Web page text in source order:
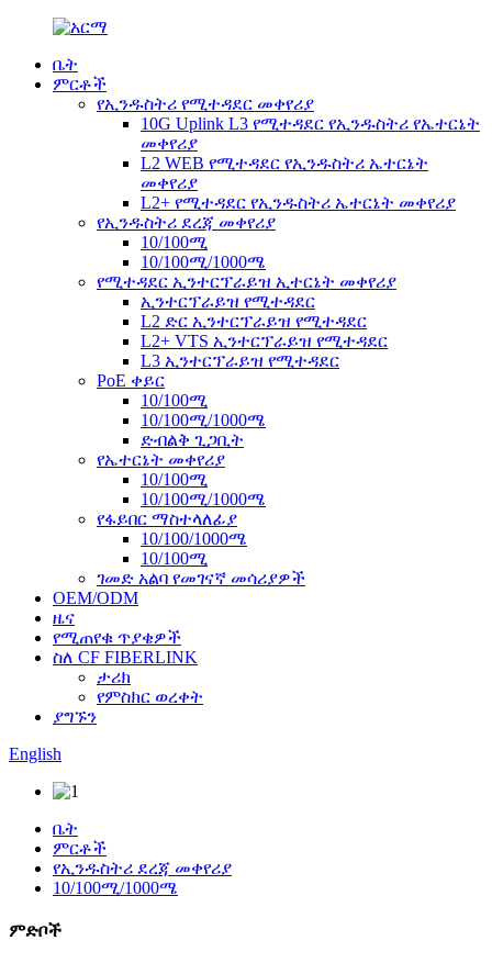
ቤት
ምርቶች
የኢንዱስትሪ የሚተዳደር መቀየሪያ
10G Uplink L3 የሚተዳደር የኢንዱስትሪ የኤተርኔት
መቀየሪያ
L2 WEB የሚተዳደር የኢንዱስትሪ ኤተርኔት
መቀየሪያ
L2+ የሚተዳደር የኢንዱስትሪ ኤተርኔት መቀየሪያ
የኢንዱስትሪ ደረጃ መቀየሪያ
10/100ሚ
10/100ሚ/1000ሜ
የሚተዳደር ኢንተርፕራይዝ ኢተርኔት መቀየሪያ
ኢንተርፕራይዝ የሚተዳደር
L2 ድር ኢንተርፕራይዝ የሚተዳደር
L2+ VTS ኢንተርፕራይዝ የሚተዳደር
L3 ኢንተርፕራይዝ የሚተዳደር
PoE ቀይር
10/100ሚ
10/100ሚ/1000ሜ
ድብልቅ ጊጋቢት
የኤተርኔት መቀየሪያ
10/100ሚ
10/100ሚ/1000ሜ
የፋይበር ማስተላለፊያ
10/100/1000ሜ
10/100ሚ
ገመድ አልባ የመገናኛ መሳሪያዎች
OEM/ODM
ዜና
የሚጠየቁ ጥያቄዎች
ስለ CF FIBERLINK
ታሪክ
የምስክር ወረቀት
ያግኙን
English
ቤት
ምርቶች
የኢንዱስትሪ ደረጃ መቀየሪያ
10/100ሚ/1000ሜ
ምድቦች